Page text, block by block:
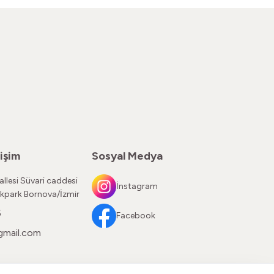
Süvari caddesi
Bornova/İzmir
Sosyal Medya
İnstagram
Facebook